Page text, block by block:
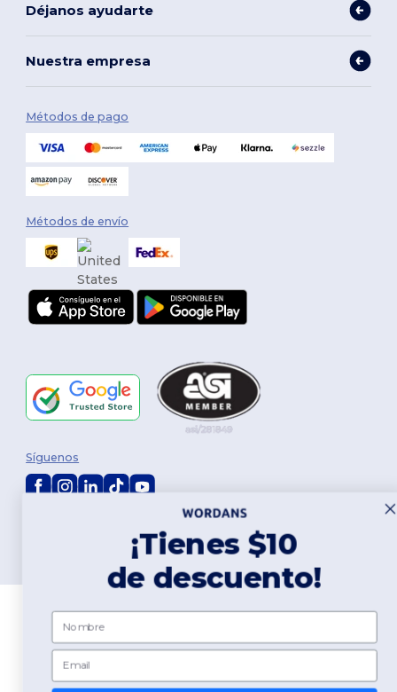
Déjanos ayudarte
Nuestra empresa
Métodos de pago
Métodos de envío
Términos y Condiciones| Política de personalización| Política de
Política de Cookies|Mapa del sitio
Síguenos
¡Tienes $10
de descuento!
Nombre
Email